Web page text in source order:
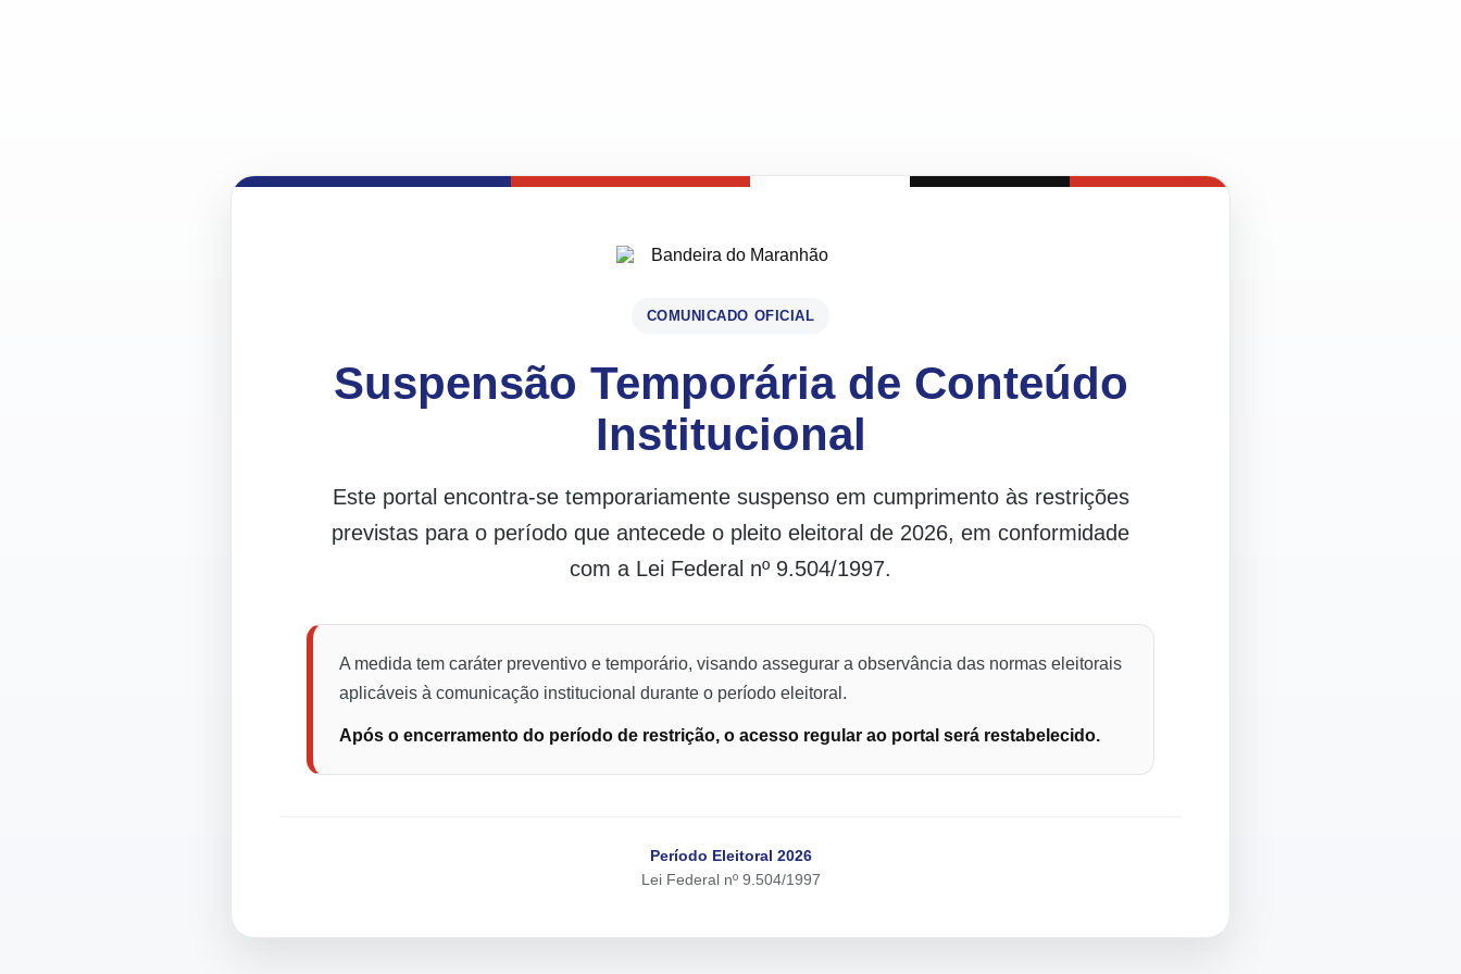
COMUNICADO OFICIAL
Suspensão Temporária de Conteúdo
Institucional
Este portal encontra-se temporariamente suspenso em cumprimento às restrições
previstas para o período que antecede o pleito eleitoral de 2026, em conformidade
com a Lei Federal nº 9.504/1997.
A medida tem caráter preventivo e temporário, visando assegurar a observância das normas eleitorais
aplicáveis à comunicação institucional durante o período eleitoral.
Após o encerramento do período de restrição, o acesso regular ao portal será restabelecido.
Período Eleitoral 2026
Lei Federal nº 9.504/1997